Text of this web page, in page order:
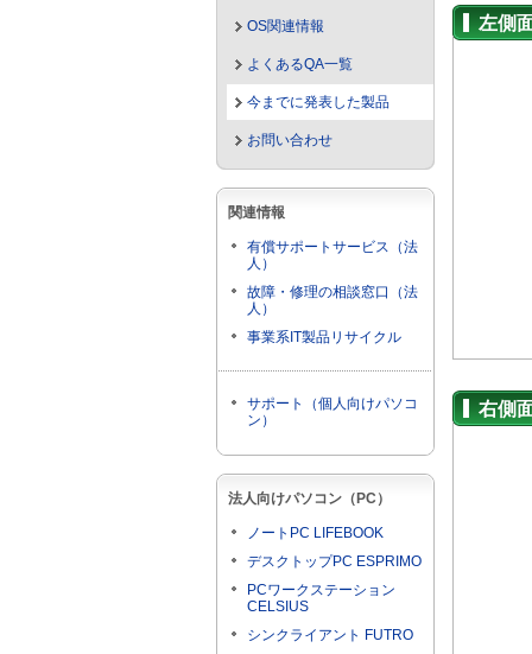
OS関連情報
よくあるQA一覧
今までに発表した製品
お問い合わせ
関連情報
有償サポートサービス（法
人）
故障・修理の相談窓口（法
人）
事業系IT製品リサイクル
サポート（個人向けパソコ
ン）
法人向けパソコン（PC）
ノートPC LIFEBOOK
デスクトップPC ESPRIMO
PCワークステーション
CELSIUS
シンクライアント FUTRO
左側
右側